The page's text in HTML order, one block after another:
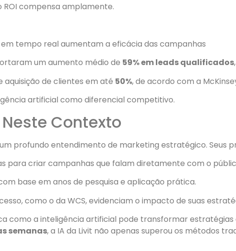
ROI compensa amplamente.
tempo real aumentam a eficácia das campanhas
um aumento médio de 59% em leads qualificados
aquisição de clientes em até 50%, de acordo com a
artificial como diferencial competitivo.
Contexto
profundo entendimento de marketing estratégico. Seus
para criar campanhas que falam diretamente com o
base em anos de pesquisa e aplicação prática.
como o da WCS, evidenciam o impacto de suas
como a inteligência artificial pode transformar
semanas, a IA da Livit não apenas superou os métodos